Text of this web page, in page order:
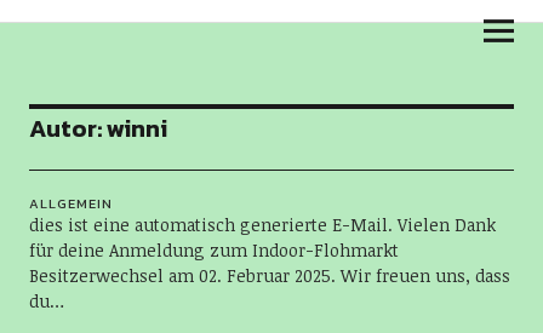
BESITZERWECHSEL
Autor:winni
ALLGEMEIN
dies ist eine automatisch generierte E-Mail. Vielen Dank
für deine Anmeldung zum Indoor-Flohmarkt
Besitzerwechsel am 02. Februar 2025. Wir freuen uns, dass
du…